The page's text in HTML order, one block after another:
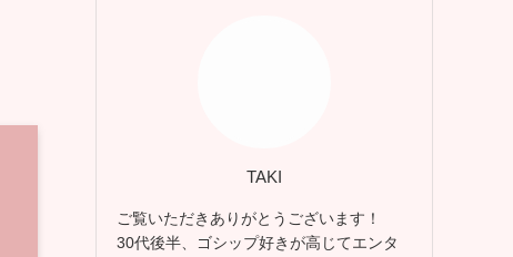
TAKI
ご覧いただきありがとうございます！
30代後半、ゴシップ好きが高じてエンタ